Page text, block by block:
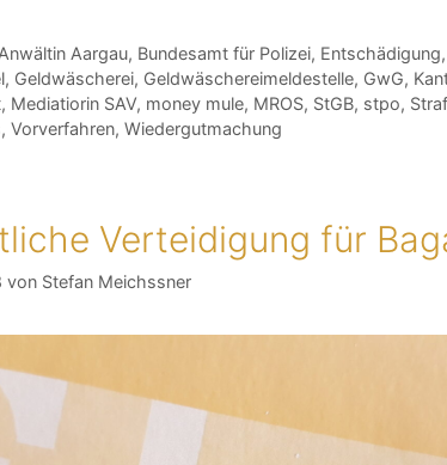
Anwältin Aargau, Bundesamt für Polizei, Entschädigung,
, Geldwäscherei, Geldwäschereimeldestelle, GwG,
, Mediatiorin SAV, money mule, MROS, StGB, stpo,
, Vorverfahren, Wiedergutmachung
Verteidigung für
von Stefan Meichssner